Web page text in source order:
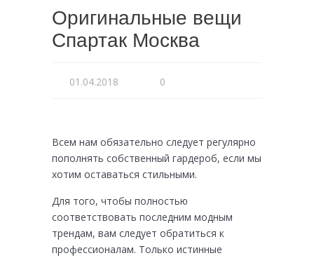
Оригинальные вещи
Спартак Москва
01.04.2018 0
Всем нам обязательно следует регулярно
пополнять собственный гардероб, если мы
хотим оставаться стильными.
Для того, чтобы полностью
соответствовать последним модным
трендам, вам следует обратиться к
профессионалам. Только истинные